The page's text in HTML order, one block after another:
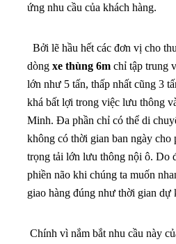
ứng nhu cầu của khách hàng.
Bởi lẽ hầu hết các đơn vị cho
dòng xe thùng 6m chỉ tập trung
lớn như 5 tấn, thấp nhất cũng 3
khá bất lợi trong việc lưu thông
Minh. Đa phần chỉ có thể di
không có thời gian ban ngày cho
trọng tải lớn lưu thông nội ô. Do
phiền não khi chúng ta muốn
giao hàng đúng như thời gian dự
Chính vì nắm bắt nhu cầu này